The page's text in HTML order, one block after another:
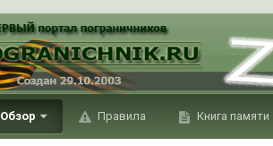
Обзор Правила Книга памяти